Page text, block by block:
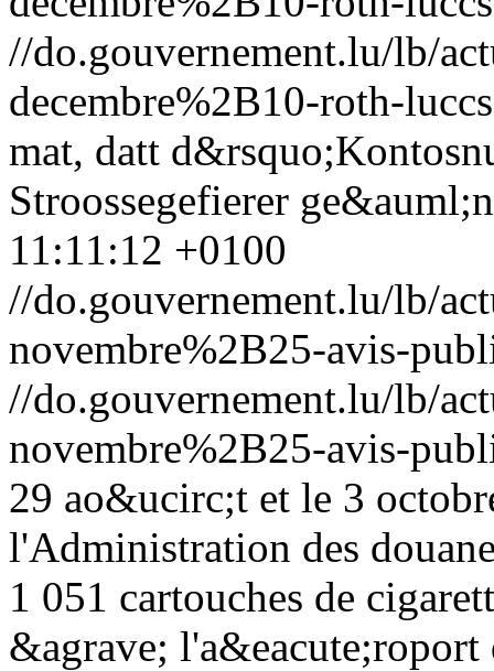
//do.gouvernement.lu/lb/
decembre%2B10-roth-
mat, datt
Stroossegefierer
11:11:12 +0100
//do.gouvernement.lu/lb/
novembre%2B25-avis-
//do.gouvernement.lu/lb/
novembre%2B25-avis-
29 ao&ucirc;t et le 3
l'Administration des
1 051 cartouches de
&agrave;